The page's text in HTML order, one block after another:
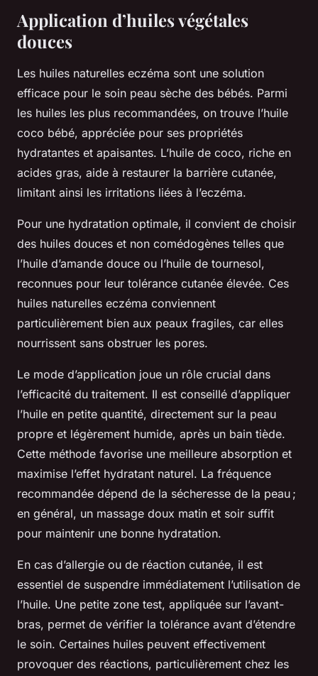
Application d’huiles végétales
douces
Les huiles naturelles eczéma sont une solution
efficace pour le soin peau sèche des bébés. Parmi
les huiles les plus recommandées, on trouve l’huile
coco bébé, appréciée pour ses propriétés
hydratantes et apaisantes. L’huile de coco, riche en
acides gras, aide à restaurer la barrière cutanée,
limitant ainsi les irritations liées à l’eczéma.
Pour une hydratation optimale, il convient de choisir
des huiles douces et non comédogènes telles que
l’huile d’amande douce ou l’huile de tournesol,
reconnues pour leur tolérance cutanée élevée. Ces
huiles naturelles eczéma conviennent
particulièrement bien aux peaux fragiles, car elles
nourrissent sans obstruer les pores.
Le mode d’application joue un rôle crucial dans
l’efficacité du traitement. Il est conseillé d’appliquer
l’huile en petite quantité, directement sur la peau
propre et légèrement humide, après un bain tiède.
Cette méthode favorise une meilleure absorption et
maximise l’effet hydratant naturel. La fréquence
recommandée dépend de la sécheresse de la peau ;
en général, un massage doux matin et soir suffit
pour maintenir une bonne hydratation.
En cas d’allergie ou de réaction cutanée, il est
essentiel de suspendre immédiatement l’utilisation de
l’huile. Une petite zone test, appliquée sur l’avant-
bras, permet de vérifier la tolérance avant d’étendre
le soin. Certaines huiles peuvent effectivement
provoquer des réactions, particulièrement chez les